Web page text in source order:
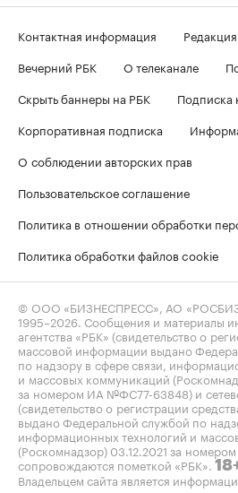
Контактная информация Редакция
Вечерний РБК
О телеканале
Скрыть баннеры на РБК
Подписка
Корпоративная подписка
О соблюдении авторских прав
Пользовательское соглашение
Политика в отношении обработки
Политика обработки файлов cookie
© ООО «БИЗНЕСПРЕСС», АО
1995–2026 . Сообщения и материалы
агентства «РБК» (свидетельство о
массовой информации выдано
по надзору в сфере связи,
и массовых коммуникаций
за номером ИА №ФС77-63848) и
(свидетельство о регистрации
выдано Федеральной службой по
информационных технологий и
(Роскомнадзор) 03.12.2021 за
сопровождаются пометкой «РБК».
Владельцем сайта является